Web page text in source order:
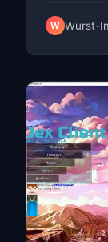
200
полны…
W Wurst-